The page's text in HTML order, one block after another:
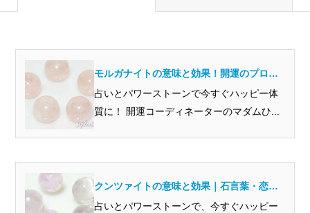
モルガナイトの意味と効果！開運のプロか
ら見るとどんな石？
占いとパワーストーンで今すぐハッピー体
質に！ 開運コーディネーターのマダムひ...
クンツァイトの意味と効果｜石言葉・恋愛
運・浄化・相性の良い人まで徹底解説
占いとパワーストーンで、今すぐハッピー